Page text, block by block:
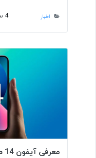
اخبار 4 سال پیش